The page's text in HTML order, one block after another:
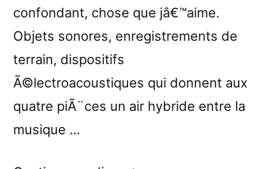
confondant, chose que jâ€™aime.
Objets sonores, enregistrements de
terrain, dispositifs
Ã©lectroacoustiques qui donnent aux
quatre piÃ¨ces un air hybride entre la
musique …